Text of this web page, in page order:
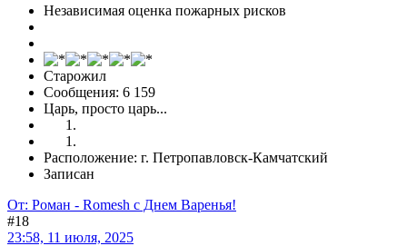
Независимая оценка пожарных рисков
Старожил
Сообщения: 6 159
Царь, просто царь...
Расположение: г. Петропавловск-Камчатский
Записан
От: Роман - Romesh с Днем Варенья!
#18
23:58, 11 июля, 2025